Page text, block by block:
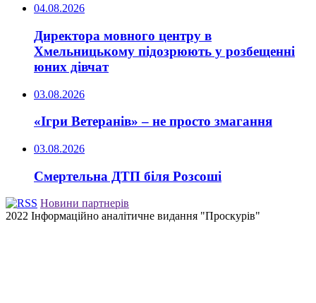
04.08.2026
Директора мовного центру в
Хмельницькому підозрюють у розбещенні
юних дівчат
03.08.2026
«Ігри Ветеранів» – не просто змагання
03.08.2026
Смертельна ДТП біля Розсоші
Новини партнерів
2022 Інформаційно аналітичне видання "Проскурів"